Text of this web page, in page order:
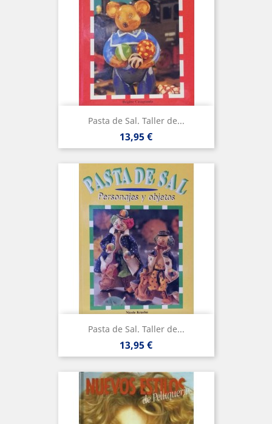
Pasta de Sal. Taller de...
Precio
13,95 €
Pasta de Sal. Taller de...
Precio
13,95 €